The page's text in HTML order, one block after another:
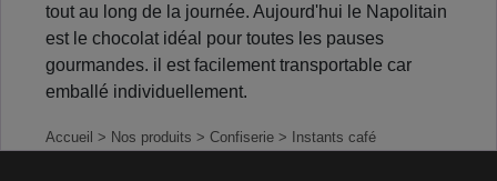
tout au long de la journée. Aujourd'hui le Napolitain
est le chocolat idéal pour toutes les pauses
gourmandes. il est facilement transportable car
emballé individuellement.
Accueil > Nos produits > Confiserie > Instants café